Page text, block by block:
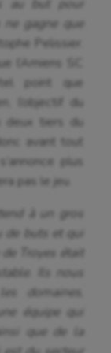
au but pour
gagne que
Pelissier.
l’Amiens SC
point que
l’objectif du
deux tiers du
avant tout
plus
pas le jeu.
à un gros
de buts et qui
Troyes était
Ils nous
domaines
une équipe qui
que de la